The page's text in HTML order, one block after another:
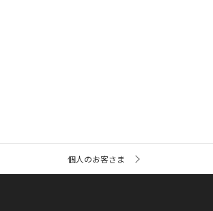
ト
個人のお客さま